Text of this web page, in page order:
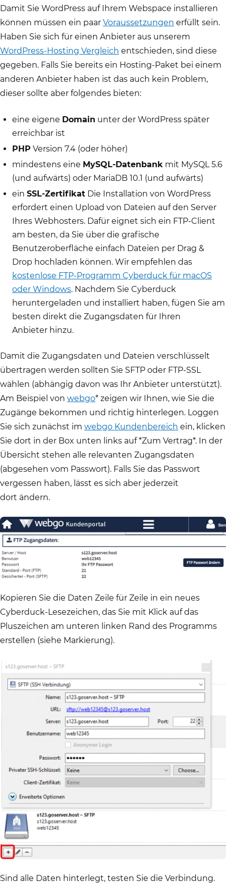
Damit Sie WordPress auf Ihrem Webspace installieren
können müssen ein paar Voraussetzungen erfüllt sein.
Haben Sie sich für einen Anbieter aus unserem
WordPress-Hosting Vergleich entschieden, sind diese
gegeben. Falls Sie bereits ein Hosting-Paket bei einem
anderen Anbieter haben ist das auch kein Problem,
dieser sollte aber folgendes bieten:
eine eigene Domain unter der WordPress später
erreichbar ist
PHP Version 7.4 (oder höher)
mindestens eine MySQL-Datenbank mit MySQL 5.6
(und aufwärts) oder MariaDB 10.1 (und aufwärts)
ein SSL-Zertifikat Die Installation von WordPress
erfordert einen Upload von Dateien auf den Server
Ihres Webhosters. Dafür eignet sich ein FTP-Client
am besten, da Sie über die grafische
Benutzeroberfläche einfach Dateien per Drag &
Drop hochladen können. Wir empfehlen das
kostenlose FTP-Programm Cyberduck für macOS
oder Windows. Nachdem Sie Cyberduck
heruntergeladen und installiert haben, fügen Sie am
besten direkt die Zugangsdaten für Ihren
Anbieter hinzu.
Damit die Zugangsdaten und Dateien verschlüsselt
übertragen werden sollten Sie SFTP oder FTP-SSL
wählen (abhängig davon was Ihr Anbieter unterstützt).
Am Beispiel von webgo* zeigen wir Ihnen, wie Sie die
Zugänge bekommen und richtig hinterlegen. Loggen
Sie sich zunächst im webgo Kundenbereich ein, klicken
Sie dort in der Box unten links auf *Zum Vertrag*. In der
Übersicht stehen alle relevanten Zugangsdaten
(abgesehen vom Passwort). Falls Sie das Passwort
vergessen haben, lässt es sich aber jederzeit
dort ändern.
Kopieren Sie die Daten Zeile für Zeile in ein neues
Cyberduck-Lesezeichen, das Sie mit Klick auf das
Pluszeichen am unteren linken Rand des Programms
erstellen (siehe Markierung).
Sind alle Daten hinterlegt, testen Sie die Verbindung.